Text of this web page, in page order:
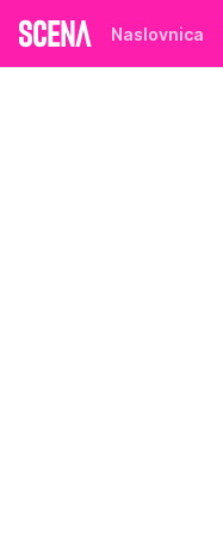
Naslovnica